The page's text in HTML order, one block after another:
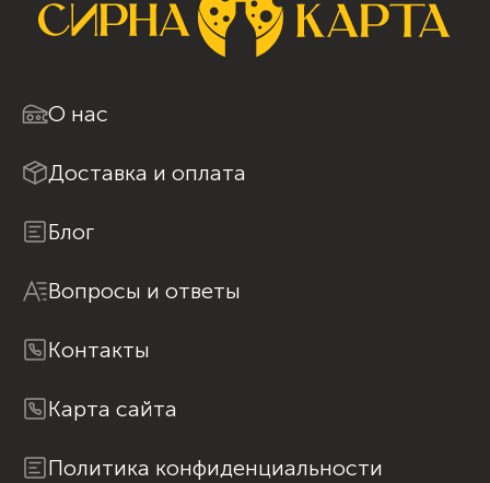
О нас
Доставка и оплата
Блог
Вопросы и ответы
Контакты
Карта сайта
Политика конфиденциальности